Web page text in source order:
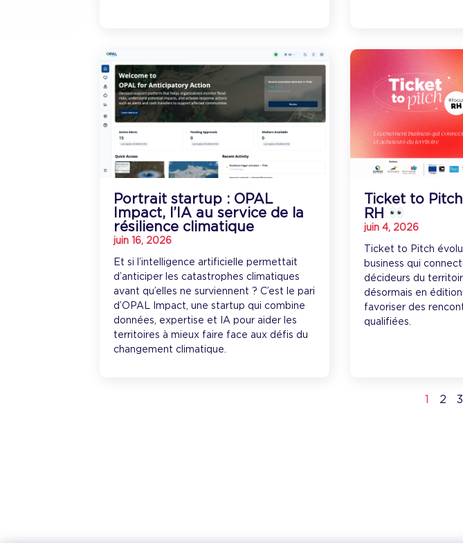
Portrait startup : OPAL
Impact, l’IA au service de la
résilience climatique
juin 16, 2026
Et si l’intelligence artificielle permettait
d’anticiper les catastrophes climatiques
avant qu’elles ne surviennent ? C’est le pari
d’OPAL Impact, une startup qui combine
données, expertise et IA pour aider les
territoires à mieux faire face aux défis du
changement climatique.
Ticket to
RH
juin 4, 2026
Ticket to Pitch
business qui
décideurs du
désormais en
favoriser des
qualifiées.
1 2 3